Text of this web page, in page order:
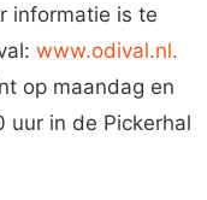
informatie is te
www.odival.nl.
op maandag en
uur in de Pickerhal